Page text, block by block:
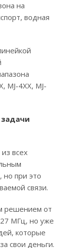
на
водная
MJ-4XX, MJ-
всех
при это
связи.
решением от
27 МГц, но уже
которые
свои деньги.